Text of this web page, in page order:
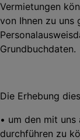
Vermietungen
von Ihnen zu uns
Grundbuchdaten.
Die Erhebung
• um den mit
durchführen zu